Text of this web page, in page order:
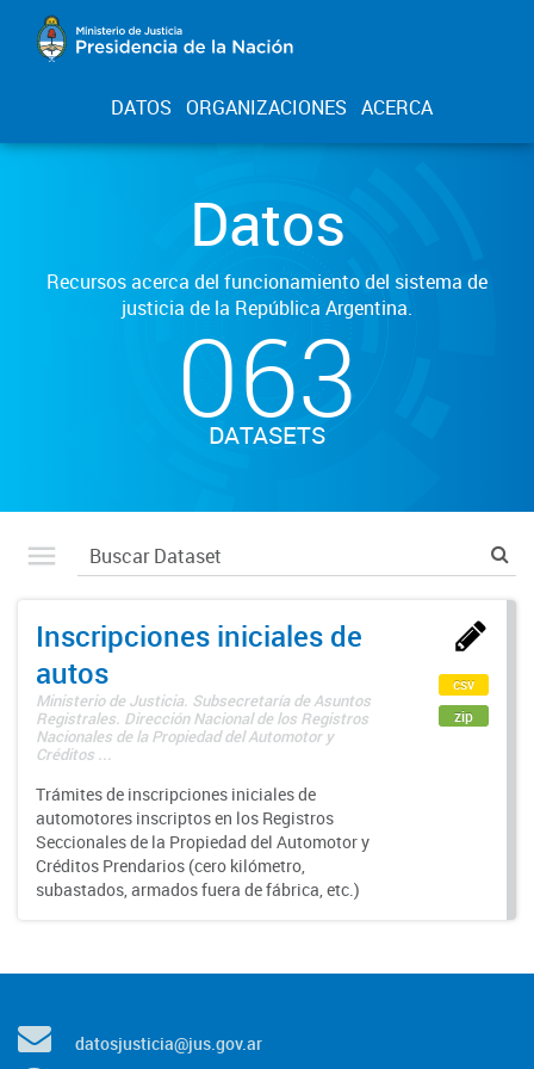
DATOS ORGANIZACIONES ACERCA
Datos
Recursos acerca del funcionamiento del sistema de
justicia de la República Argentina.
063
DATASETS
Inscripciones iniciales de
autos
Ministerio de Justicia. Subsecretaría de Asuntos
Registrales. Dirección Nacional de los Registros
Nacionales de la Propiedad del Automotor y
Créditos ...
Trámites de inscripciones iniciales de
automotores inscriptos en los Registros
Seccionales de la Propiedad del Automotor y
Créditos Prendarios (cero kilómetro,
subastados, armados fuera de fábrica, etc.)
csv
zip
datosjusticia@jus.gov.ar